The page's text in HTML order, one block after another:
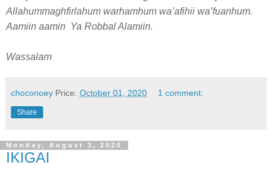
Allahummaghfirlahum warhamhum wa’afihii wa’fuanhum.
Aamiin aamin Ya Robbal Alamiin.
Wassalam
choconoey Price: October 01, 2020 1 comment:
Share
Monday, August 3, 2020
IKIGAI